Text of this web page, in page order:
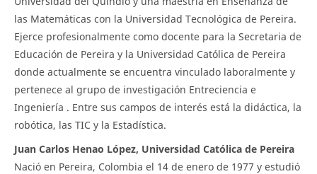
las Matemáticas con la Universidad Tecnológica de Pereira.
Ejerce profesionalmente como docente para la Secretaria de
Educación de Pereira y la Universidad Católica de Pereira
donde actualmente se encuentra vinculado laboralmente y
pertenece al grupo de investigación Entreciencia e
Ingeniería . Entre sus campos de interés está la didáctica, la
robótica, las TIC y la Estadística.
Juan Carlos Henao López, Universidad Católica de Pereira
Nació en Pereira, Colombia el 14 de enero de 1977 y estudió